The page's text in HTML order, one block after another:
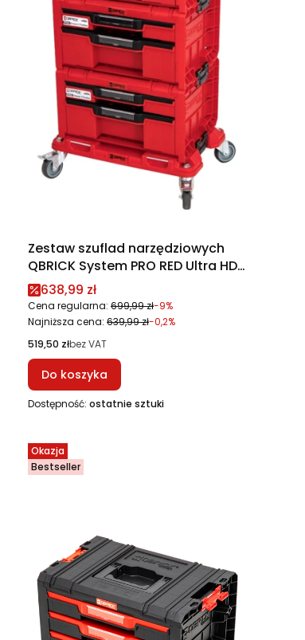
Zestaw szuflad narzędziowych
QBRICK System PRO RED Ultra HD
DRAWER 2.0 EXPERT SET 3
Cena promocyjna
638,99 zł
Cena regularna: 699,99 zł-9%
Najniższa cena: 639,99 zł-0,2%
Cena
519,50 złbez VAT
Do koszyka
Dostępność: ostatnie sztuki
Okazja
Bestseller